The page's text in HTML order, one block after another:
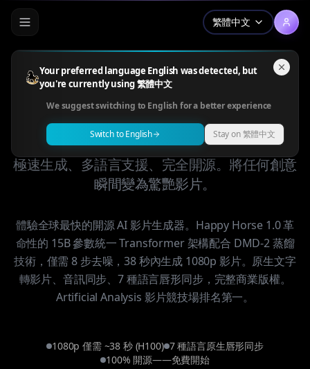
繁體中文
Your preferred language English was detected, but
you're currently using 繁體中文
We suggest switching to English for a better experience
Switch to English Stay on 繁體中文
Happy Horse 1.0 — 全球第
一開源 AI 影片生成器
極速生成、多語言支援、完全開源。將任何創意
瞬間變為驚艷影片。
體驗全球最快的開源 AI 影片生成器。Happy Horse 1.0 革
命性的 15B 參數統一 Transformer 架構配合 DMD-2 蒸餾
技術，僅需 8 步去噪，38 秒內生成 1080p 影片。原生文字
轉影片、音訊同步、7 種語言唇形同步，完整商業版權。
Artificial Analysis 影片競技場排名第一。
1080p 僅需 ~38 秒 (H100) 7 種語言原生唇形同步
100% 開源——免費開始